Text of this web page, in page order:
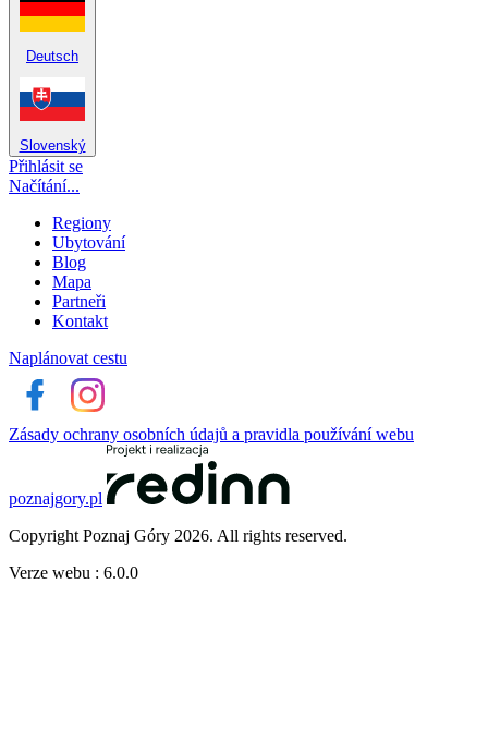
Deutsch
Slovenský
Přihlásit se
Načítání...
Regiony
Ubytování
Blog
Mapa
Partneři
Kontakt
Naplánovat cestu
Zásady ochrany osobních údajů a pravidla používání webu
poznajgory.pl
Copyright Poznaj Góry 2026. All rights reserved.
Verze webu : 6.0.0